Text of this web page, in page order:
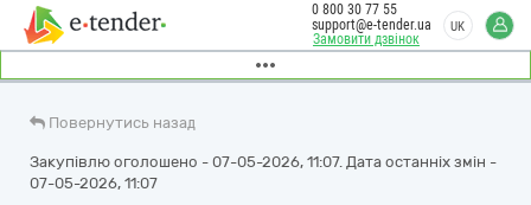
Замовити дзвінок
0 800 30 77 55
support@e-tender.ua
UK
Повернутись назад
Закупівлю оголошено - 07-05-2026, 11:07. Дата останніх змін -
07-05-2026, 11:07